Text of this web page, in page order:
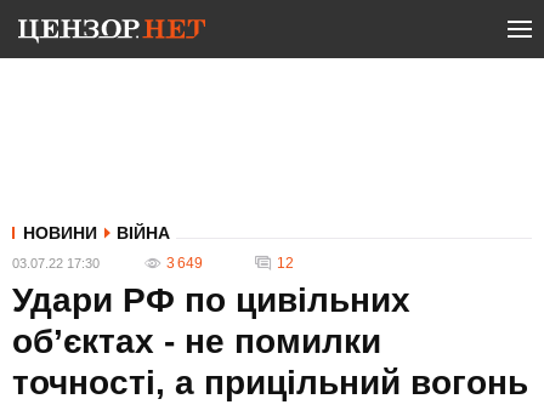
НОВИНИ ВІЙНА
03.07.22 17:30 3 649 12
Удари РФ по цивільних
об’єктах - не помилки
точності, а прицільний вогонь